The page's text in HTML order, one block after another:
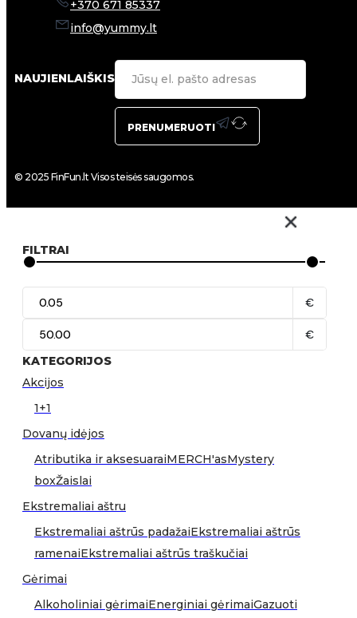
+370 671 85337
info@yummy.lt
NAUJIENLAIŠKIS
PRENUMERUOTI
© 2025 FinFun.lt Visos teisės saugomos.
FILTRAI
€
€
KATEGORIJOS
Akcijos
1+1
Dovanų idėjos
Atributika ir aksesuaraiMERCH'asMystery
boxŽaislai
Ekstremaliai aštru
Ekstremaliai aštrūs padažaiEkstremaliai aštrūs
ramenaiEkstremaliai aštrūs traškučiai
Gėrimai
Alkoholiniai gėrimaiEnerginiai gėrimaiGazuoti